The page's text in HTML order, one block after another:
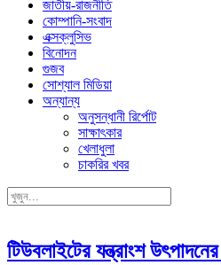
জাতীয়-রাজনীতি
কোম্পানি-সংবাদ
এক্সক্লুসিভ
বিনোদন
গুজব
সোশ্যাল মিডিয়া
অন্যান্য
অনুসন্ধানী রির্পোট
সাক্ষাৎকার
খেলাধুলা
চাকরির খবর
টিউবলাইটের যন্ত্রাংশ